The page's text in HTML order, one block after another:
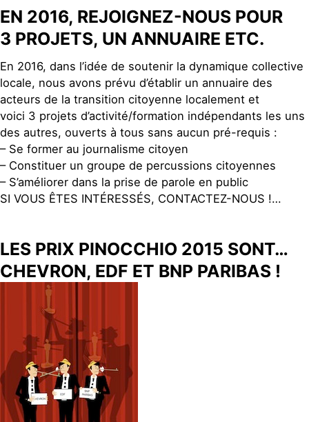
EN 2016, REJOIGNEZ-NOUS POUR
3 PROJETS, UN ANNUAIRE ETC.
En 2016, dans l’idée de soutenir la dynamique collective
locale, nous avons prévu d’établir un annuaire des
acteurs de la transition citoyenne localement et
voici 3 projets d’activité/formation indépendants les uns
des autres, ouverts à tous sans aucun pré-requis :
– Se former au journalisme citoyen
– Constituer un groupe de percussions citoyennes
– S’améliorer dans la prise de parole en public
SI VOUS ÊTES INTÉRESSÉS, CONTACTEZ-NOUS !…
LES PRIX PINOCCHIO 2015 SONT…
CHEVRON, EDF ET BNP PARIBAS !